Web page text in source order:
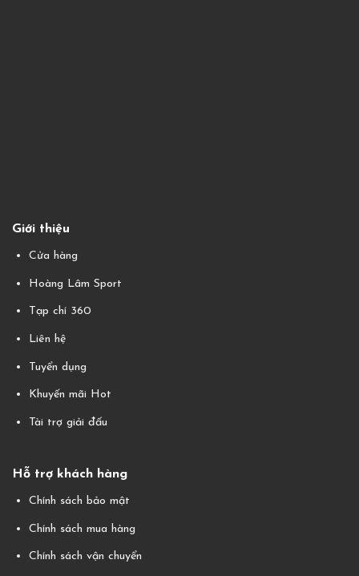
Giới thiệu
Cửa hàng
Hoàng Lâm Sport
Tạp chí 360
Liên hệ
Tuyển dụng
Khuyến mãi Hot
Tài trợ giải đấu
Hỗ trợ khách hàng
Chính sách bảo mật
Chính sách mua hàng
Chính sách vận chuyển